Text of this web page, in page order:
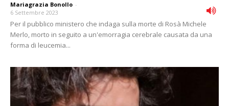
Mariagrazia Bonollo -
6 Settembre 2023
Per il pubblico ministero che indaga sulla morte di Rosà Michele
Merlo, morto in seguito a un'emorragia cerebrale causata da una
forma di leucemia...